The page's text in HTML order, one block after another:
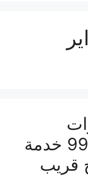
خيطان 99007355 خدمة
قريب